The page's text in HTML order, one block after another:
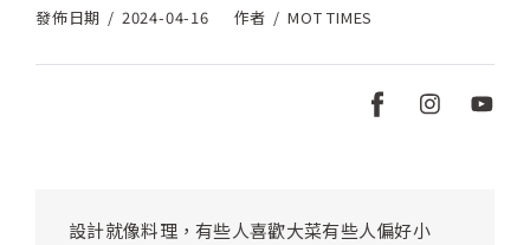
發佈日期 2024-04-16 作者 MOT TIMES
設計就像料理，有些人喜歡大菜有些人偏好小